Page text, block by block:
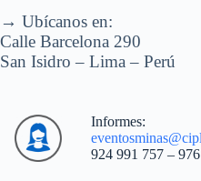
Auspicios
Galería
Contacto
→ Ubícanos en:
Calle Barcelona 290
San Isidro – Lima – Perú
Informes:
924 991 757 –